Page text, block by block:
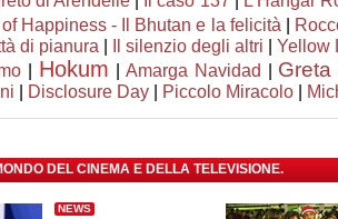
Happiness - Il Bhutan e la felicità
di pianura Il silenzio degli altri
Yellow
| Hokum Amarga Navidad
Disclosure Day Piccolo Miracolo
DEL CINEMA E DELLA TELEVISIONE.
NEWS